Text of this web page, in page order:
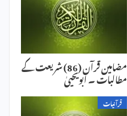
مضامین قرآن (86) شریعت کے
مطالبات ۔ ابویحییٰ
قرآنیات